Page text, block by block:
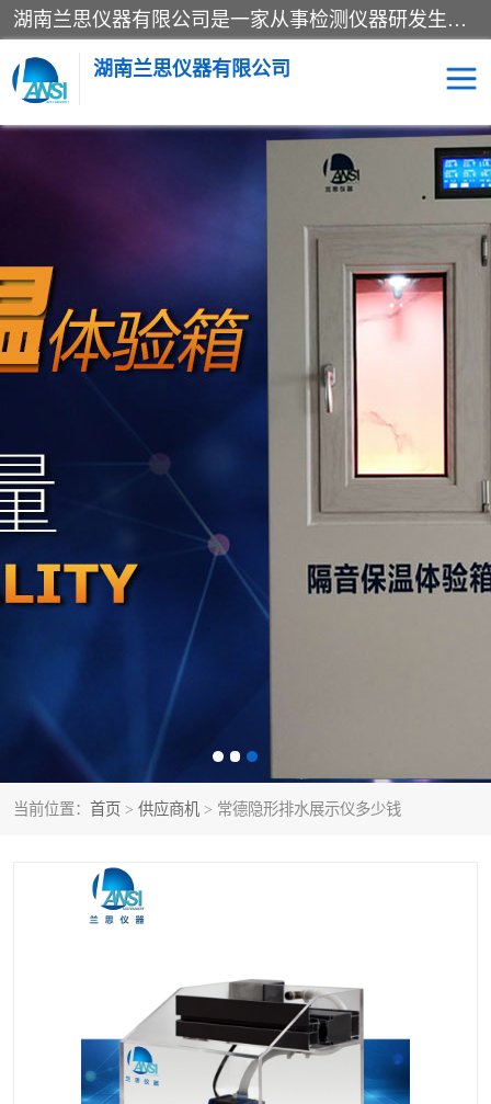
湖南兰思仪器有限公司是一家从事检测仪器研发生产销售和维修保养服务的综合型企业，产品符合国际标准可按需定制专业售前售后工程师，主要有门窗性能体验箱、门窗隔音展示箱、恒温恒湿试验箱、步入式恒温恒湿房、高低温试验箱、老化试验箱、老化试验房、恒温恒湿培养箱、水泥标准养护试验箱、电热鼓风干燥试验箱、真空干燥箱、工业烤箱、盐雾腐蚀试验箱等。
湖南兰思仪器有限公司
当前位置： 首页 > 供应商机 > 常德隐形排水展示仪多少钱
恒温恒湿试验箱
门窗体验箱